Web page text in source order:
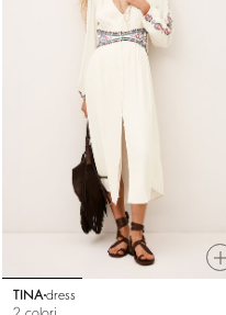
TINA dress